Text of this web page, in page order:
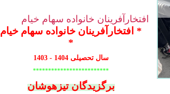
افتخارآفرینان خانواده سهام خیام
* افتخارآفرینان خانواده سهام خیام
*
سال تحصیلی 1404 - 1403
*************************
برگزیدگان تیزهوشان